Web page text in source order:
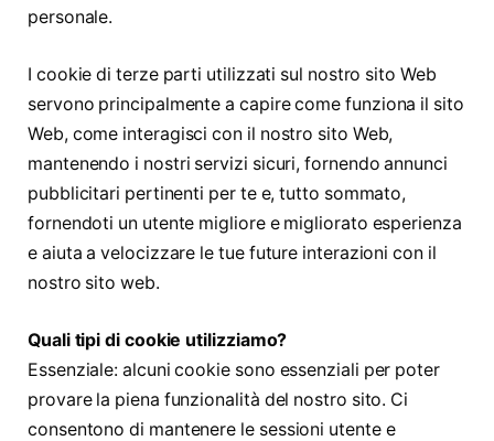
personale.
I cookie di terze parti utilizzati sul nostro sito Web
servono principalmente a capire come funziona il sito
Web, come interagisci con il nostro sito Web,
mantenendo i nostri servizi sicuri, fornendo annunci
pubblicitari pertinenti per te e, tutto sommato,
fornendoti un utente migliore e migliorato esperienza
e aiuta a velocizzare le tue future interazioni con il
nostro sito web.
Quali tipi di cookie utilizziamo?
Essenziale: alcuni cookie sono essenziali per poter
provare la piena funzionalità del nostro sito. Ci
consentono di mantenere le sessioni utente e